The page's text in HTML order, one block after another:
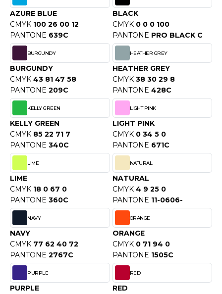
SHIRT
SHIRT
PROFESSIONNELLE
- BLOUSON
COOL
HOODS
T'S
SERIE
AZURE BLUE
CMYK 100 26 00 12
PANTONE 639C
BLACK
CMYK 0 0 0 100
PANTONE PRO BLACK C
BURGUNDY
BURGUNDY
CMYK 43 81 47 58
PANTONE 209C
HEATHER GREY
HEATHER GREY
CMYK 38 30 29 8
PANTONE 428C
KELLY GREEN
KELLY GREEN
CMYK 85 22 71 7
PANTONE 340C
LIGHT PINK
LIGHT PINK
CMYK 0 34 5 0
PANTONE 671C
LIME
LIME
CMYK 18 0 67 0
PANTONE 360C
NATURAL
NATURAL
CMYK 4 9 25 0
PANTONE 11-0606-
NAVY
NAVY
CMYK 77 62 40 72
PANTONE 2767C
ORANGE
ORANGE
CMYK 0 71 94 0
PANTONE 1505C
PURPLE
PURPLE
RED
RED